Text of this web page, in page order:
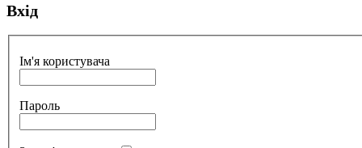
Стамбул 2010
Вхід
Ім'я користувача
Пароль